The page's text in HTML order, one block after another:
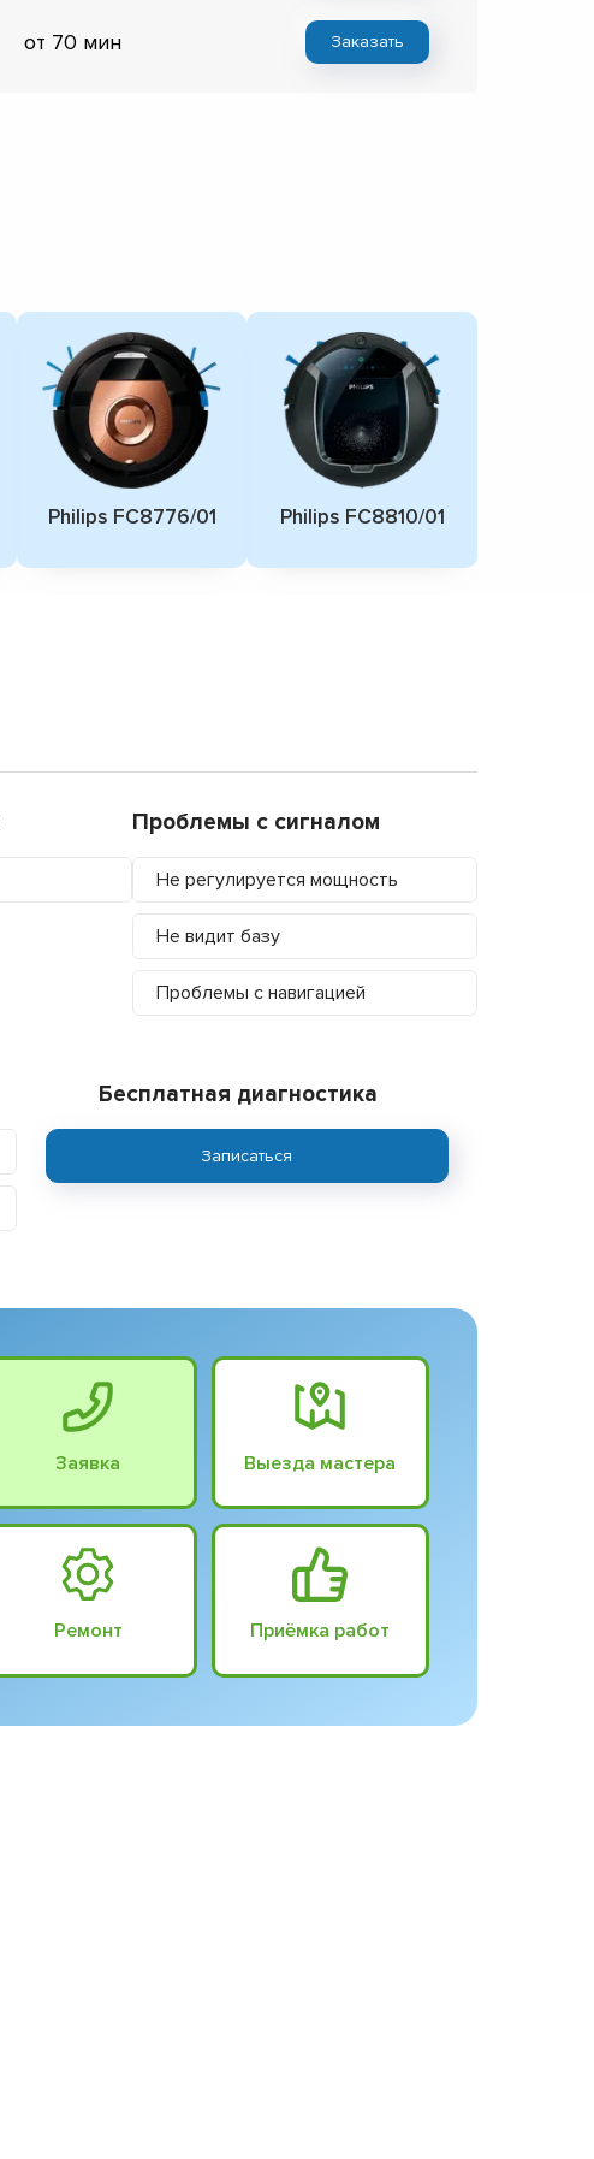
от 70 мин Заказать
Philips FC8776/01 Philips FC8810/01
Проблемы с сигналом
Не регулируется мощность
Не видит базу
Проблемы с навигацией
Бесплатная диагностика
Записаться
Заявка Выезда мастера
Ремонт Приёмка работ